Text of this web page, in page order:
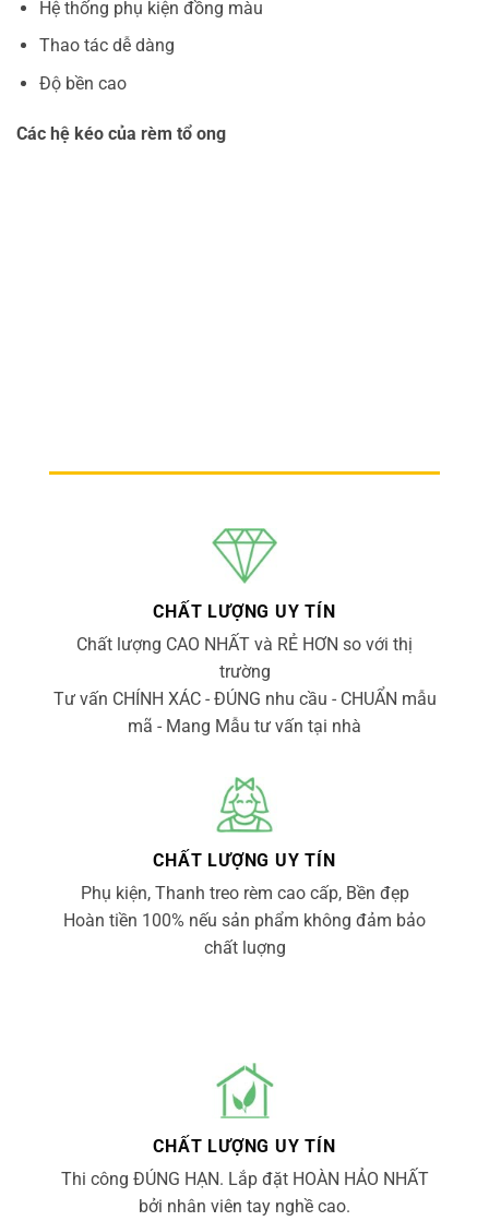
Hệ thống phụ kiện đồng màu
Thao tác dễ dàng
Độ bền cao
Các hệ kéo của rèm tổ ong
CHẤT LƯỢNG UY TÍN
Chất lượng CAO NHẤT và RẺ HƠN so với thị
trường
Tư vấn CHÍNH XÁC - ĐÚNG nhu cầu - CHUẨN mẫu
mã - Mang Mẫu tư vấn tại nhà
CHẤT LƯỢNG UY TÍN
Phụ kiện, Thanh treo rèm cao cấp, Bền đẹp
Hoàn tiền 100% nếu sản phẩm không đảm bảo
chất luợng
CHẤT LƯỢNG UY TÍN
Thi công ĐÚNG HẠN. Lắp đặt HOÀN HẢO NHẤT
bởi nhân viên tay nghề cao.